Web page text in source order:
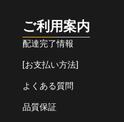
ご利用案内
配達完了情報
[お支払い方法]
よくある質問
品質保証